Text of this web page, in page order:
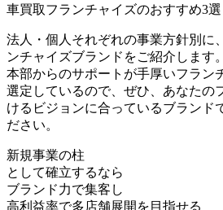
車買取フランチャイズのおすすめ3選
法人・個人それぞれの事業方針別に
ンチャイズブランドをご紹介します。
本部からのサポートが手厚いフラン
選定 しているので、ぜひ、あなたの
けるビジョンに合っているブランド
ださい。
新規事業の柱
として確立するなら
ブランド力で集客し
高利益率で多店舗展開 を目指せる